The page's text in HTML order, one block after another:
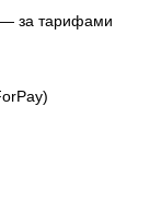
за тарифами